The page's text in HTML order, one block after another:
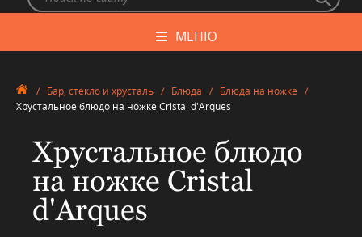
МЕНЮ
/ Бар, стекло и хрусталь / Блюда / Блюда на ножке /
Хрустальное блюдо на ножке Cristal d'Arques
Хрустальное блюдо
на ножке Cristal
d'Arques